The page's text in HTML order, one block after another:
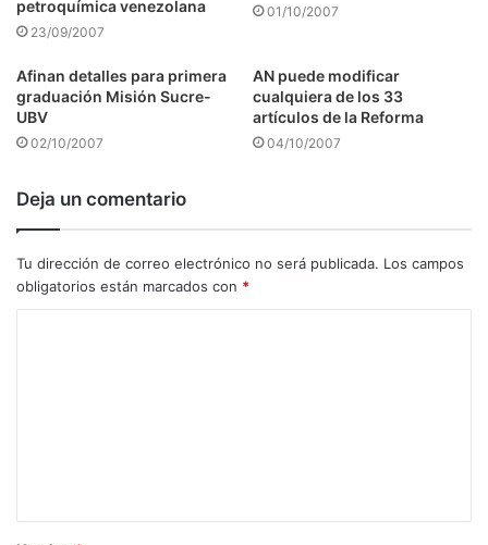
petroquímica venezolana
23/09/2007
01/10/2007
Afinan detalles para primera
graduación Misión Sucre-
UBV
02/10/2007
AN puede modificar
cualquiera de los 33
artículos de la Reforma
04/10/2007
Deja un comentario
Tu dirección de correo electrónico no será publicada. Los campos
obligatorios están marcados con *
a